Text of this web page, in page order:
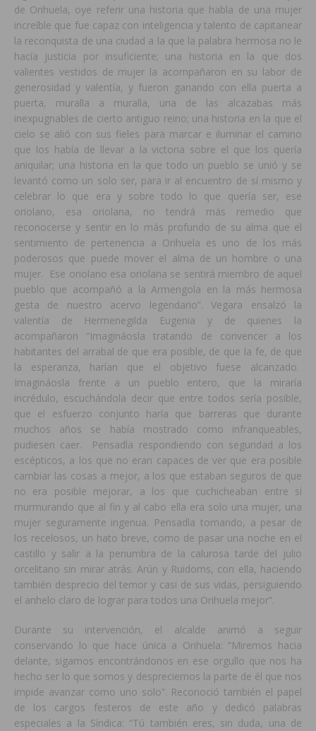
de Orihuela, oye referir una historia que habla de una mujer
increíble que fue capaz con inteligencia y talento de capitanear
la reconquista de una ciudad a la que la palabra hermosa no le
hacía justicia por insuficiente; una historia en la que dos
valientes vestidos de mujer la acompañaron en su labor de
generosidad y valentía, y fueron ganando con ella puerta a
puerta, muralla a muralla, una de las alcazabas más
inexpugnables de cierto antiguo reino; una historia en la que el
cielo se alió con sus fieles para marcar e iluminar el camino
que los había de llevar a la victoria sobre el que los quería
aniquilar; una historia en la que todo un pueblo se unió y se
levantó como un solo ser, para ir al encuentro de sí mismo y
celebrar lo que era y sobre todo lo que quería ser, ese
oriolano, esa oriolana, no tendrá más remedio que
reconocerse y sentir en lo más profundo de su alma que el
sentimiento de pertenencia a Orihuela es uno de los más
poderosos que puede mover el alma de un hombre o una
mujer. Ese oriolano esa oriolana se sentirá miembro de aquel
pueblo que acompañó a la Armengola en la más hermosa
gesta de nuestro acervo legendario”. Vegara ensalzó la
valentía de Hermenegilda Eugenia y de quienes la
acompañaron “Imagináosla tratando de convencer a los
habitantes del arrabal de que era posible, de que la fe, de que
la esperanza, harían que el objetivo fuese alcanzado.
Imagináosla frente a un pueblo entero, que la miraría
incrédulo, escuchándola decir que entre todos sería posible,
que el esfuerzo conjunto haría que barreras que durante
muchos años se había mostrado como infranqueables,
pudiesen caer. Pensadla respondiendo con seguridad a los
escépticos, a los que no eran capaces de ver que era posible
cambiar las cosas a mejor, a los que estaban seguros de que
no era posible mejorar, a los que cuchicheaban entre sí
murmurando que al fin y al cabo ella era solo una mujer, una
mujer seguramente ingenua. Pensadla tomando, a pesar de
los recelosos, un hato breve, como de pasar una noche en el
castillo y salir a la penumbra de la calurosa tarde del julio
orcelitano sin mirar atrás. Arún y Ruidoms, con ella, haciendo
también desprecio del temor y casi de sus vidas, persiguiendo
el anhelo claro de lograr para todos una Orihuela mejor”.
Durante su intervención, el alcalde animó a seguir
conservando lo que hace única a Orihuela: “Miremos hacia
delante, sigamos encontrándonos en ese orgullo que nos ha
hecho ser lo que somos y despreciemos la parte de él que nos
impide avanzar como uno solo”. Reconoció también el papel
de los cargos festeros de este año y dedicó palabras
especiales a la Síndica: “Tú también eres, sin duda, una de